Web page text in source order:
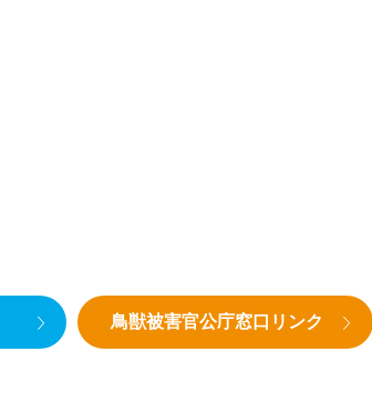
鳥獣被害官公庁窓口リンク